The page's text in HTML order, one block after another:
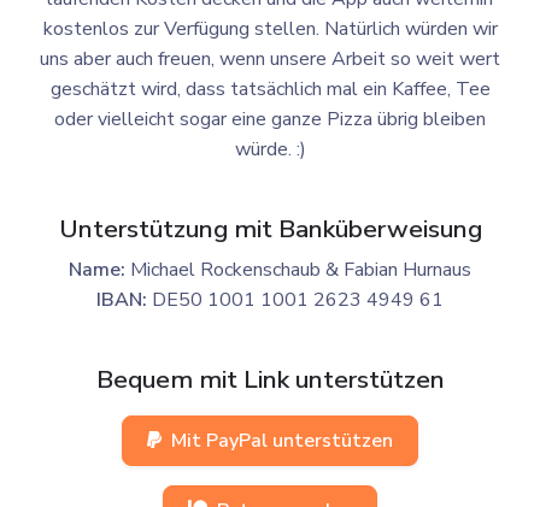
kostenlos zur Verfügung stellen. Natürlich würden wir
uns aber auch freuen, wenn unsere Arbeit so weit wert
geschätzt wird, dass tatsächlich mal ein Kaffee, Tee
oder vielleicht sogar eine ganze Pizza übrig bleiben
würde. :)
Unterstützung mit Banküberweisung
Name: Michael Rockenschaub & Fabian Hurnaus
IBAN: DE50 1001 1001 2623 4949 61
Bequem mit Link unterstützen
Mit PayPal unterstützen